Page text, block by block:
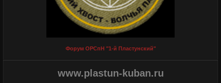
Форум ОРСпН "1-й Пластунский"
www.plastun-kuban.ru